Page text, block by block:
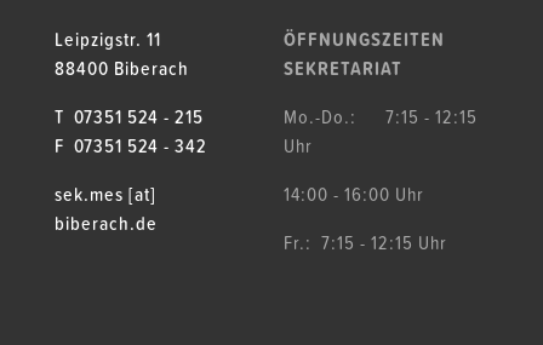
Leipzigstr. 11
88400 Biberach
T 07351 524 - 215
F 07351 524 - 342
sek.mes [at]
biberach.de
ÖFFNUNGSZEITEN
SEKRETARIAT
Mo.-Do.: 7:15 - 12:15
Uhr
14:00 - 16:00 Uhr
Fr.: 7:15 - 12:15 Uhr